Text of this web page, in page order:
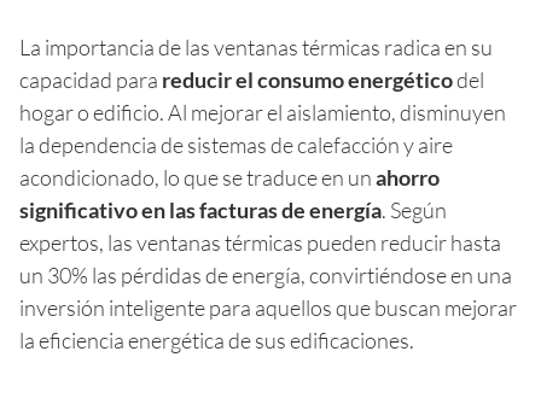
La importancia de las ventanas térmicas radica en su
capacidad para reducir el consumo energéticodel
hogar o edificio. Al mejorar el aislamiento, disminuyen
la dependencia de sistemas de calefacción y aire
acondicionado, lo que se traduce en unahorro
significativo en las facturas de energía. Según
expertos, las ventanas térmicas pueden reducir hasta
un 30% las pérdidas de energía, convirtiéndose en una
inversión inteligente para aquellos que buscan mejorar
la eficiencia energética de sus edificaciones.